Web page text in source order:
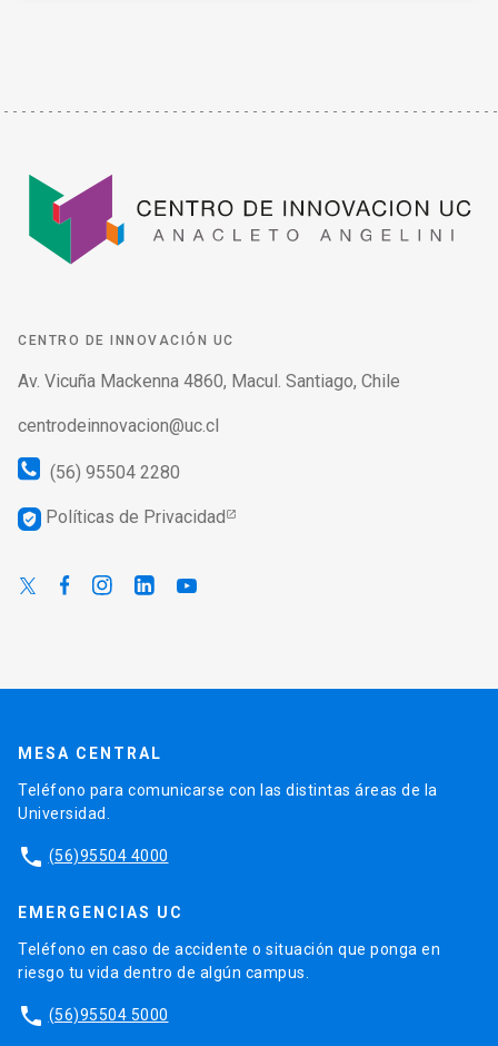
CENTRO DE INNOVACIÓN UC
Av. Vicuña Mackenna 4860, Macul. Santiago, Chile
centrodeinnovacion@uc.cl
(56) 95504 2280
verified_user Políticas de Privacidad
MESA CENTRAL
Teléfono para comunicarse con las distintas áreas de la
Universidad.
phone (56)95504 4000
EMERGENCIAS UC
Teléfono en caso de accidente o situación que ponga en
riesgo tu vida dentro de algún campus.
phone (56)95504 5000